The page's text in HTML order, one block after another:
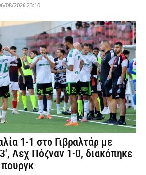
08/2026 23:10
1-1 στο Γιβραλτάρ με
Λεχ Πόζναν 1-0, διακόπηκε